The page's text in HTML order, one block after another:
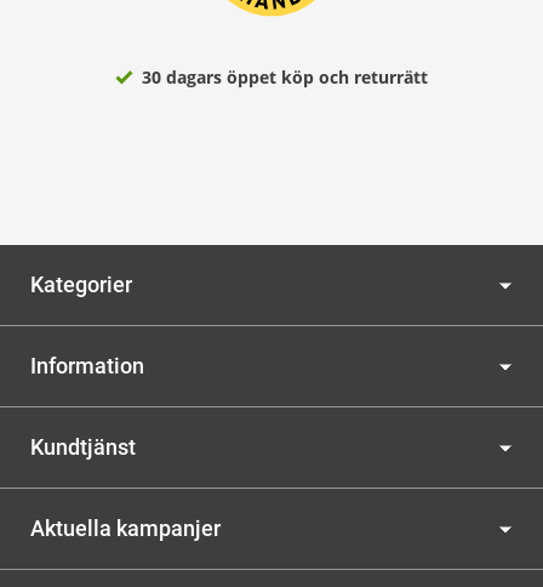
30 dagars öppet köp och returrätt
Kategorier
Information
Kundtjänst
Aktuella kampanjer